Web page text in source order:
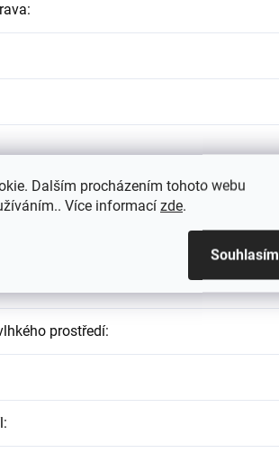
Dalším procházením tohoto webu
Více informací zde.
Souhlasím
:
prostředí:
: